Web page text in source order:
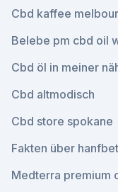
Cbd kaffee
Belebe pm cbd oil
Cbd öl in meiner
Cbd altmodisch
Cbd store spokane
Fakten über
Medterra premium